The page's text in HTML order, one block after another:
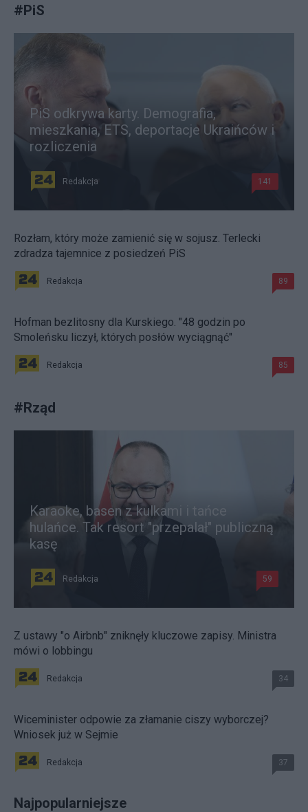
#PiS
PiS odkrywa karty. Demografia,
mieszkania, ETS, deportacje Ukraińców i
rozliczenia
Redakcja 141
Rozłam, który może zamienić się w sojusz. Terlecki
zdradza tajemnice z posiedzeń PiS
Redakcja 89
Hofman bezlitosny dla Kurskiego. "48 godzin po
Smoleńsku liczył, których posłów wyciągnąć"
Redakcja 85
#Rząd
Karaoke, basen z kulkami i tańce
hulańce. Tak resort "przepalał" publiczną
kasę
Redakcja 59
Z ustawy "o Airbnb" zniknęły kluczowe zapisy. Ministra
mówi o lobbingu
Redakcja 34
Wiceminister odpowie za złamanie ciszy wyborczej?
Wniosek już w Sejmie
Redakcja 37
Najpopularniejsze